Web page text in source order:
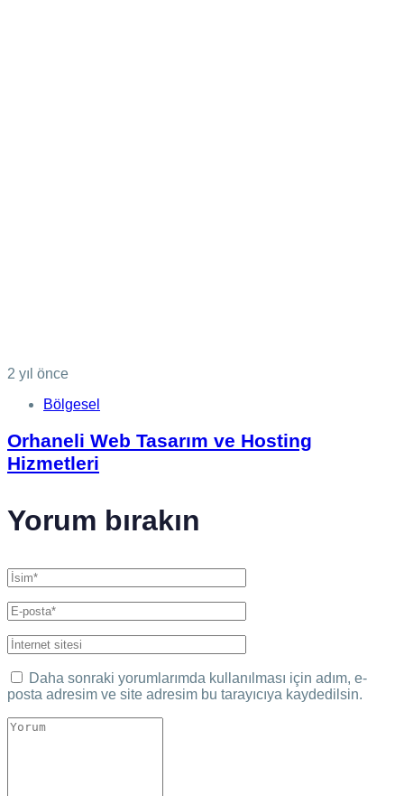
2 yıl önce
Bölgesel
Orhaneli Web Tasarım ve Hosting
Hizmetleri
Yorum bırakın
Daha sonraki yorumlarımda kullanılması için adım, e-
posta adresim ve site adresim bu tarayıcıya kaydedilsin.